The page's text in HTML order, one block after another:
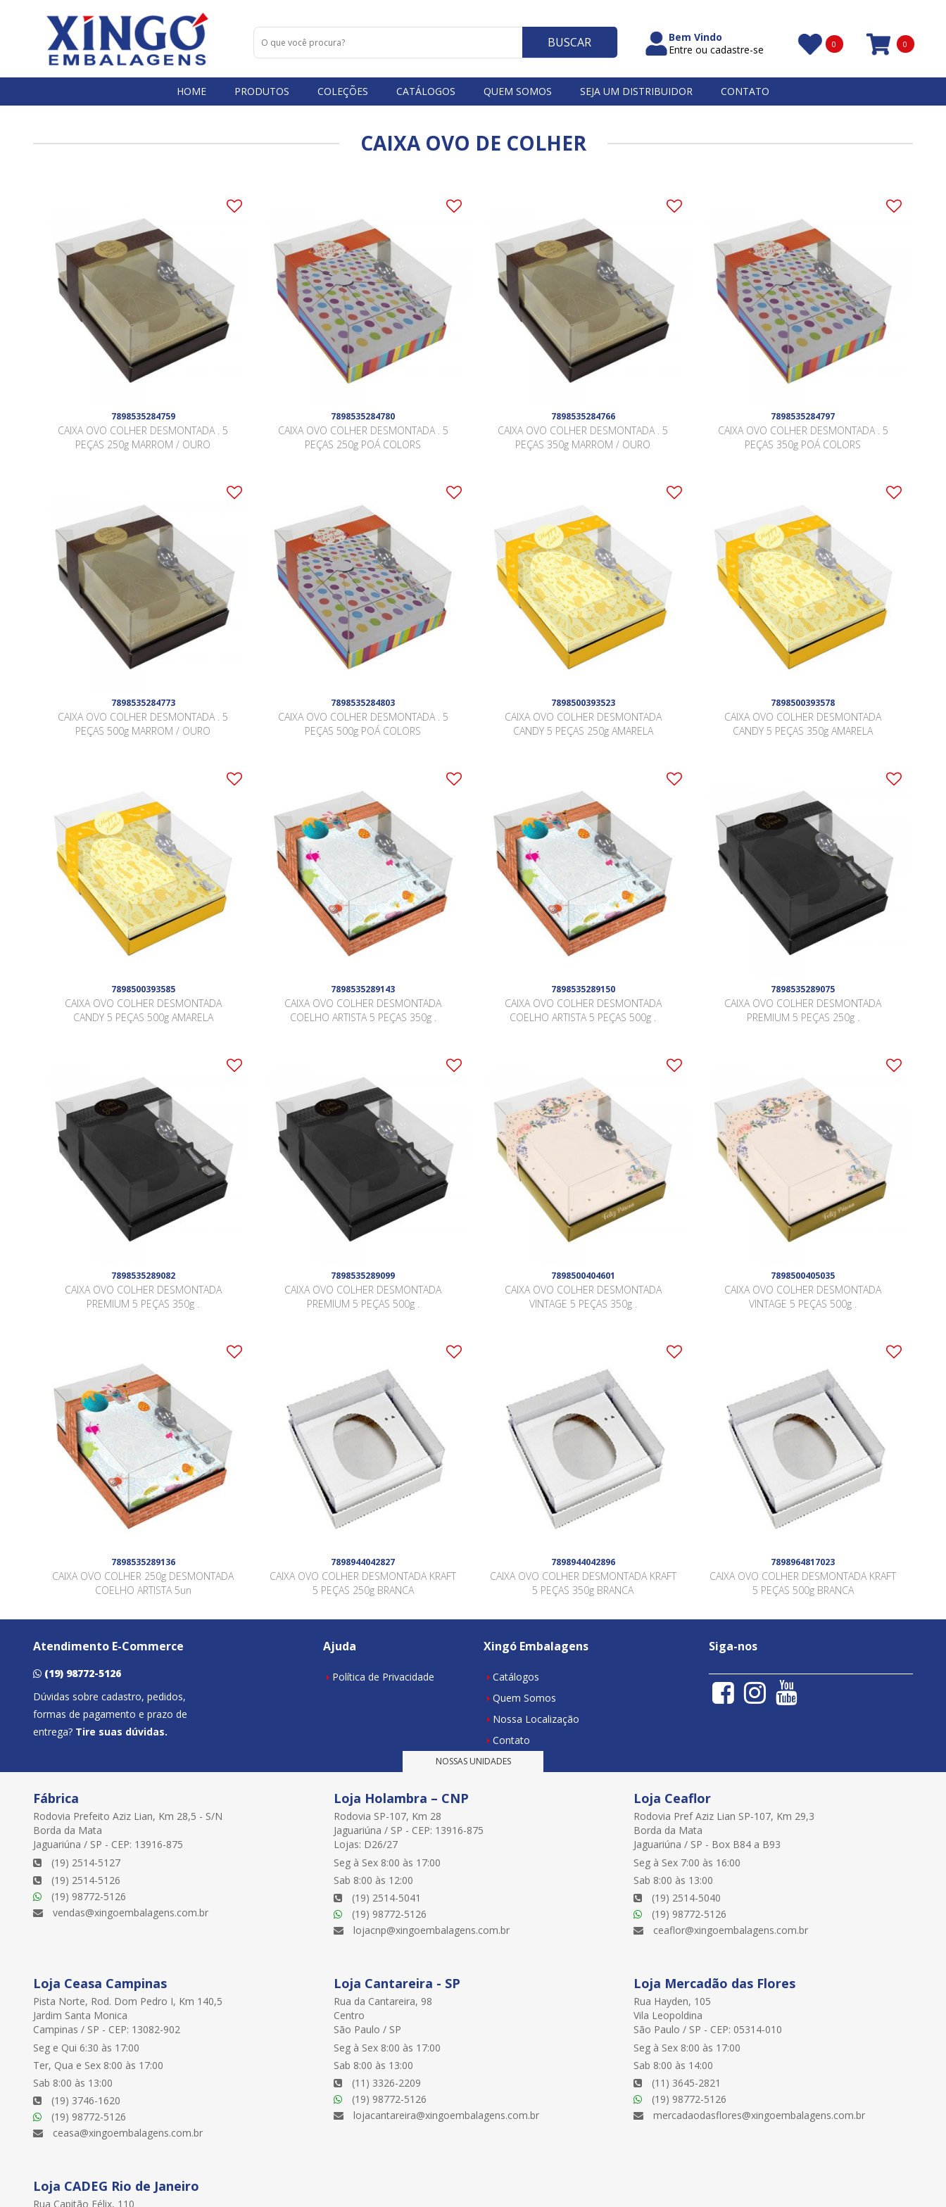
BUSCAR
0
0
Bem Vindo
Entre ou cadastre-se
HOME PRODUTOS COLEÇÕES CATÁLOGOS QUEM SOMOS SEJA UM DISTRIBUIDOR CONTATO
CAIXA OVO DE COLHER
7898535284759
CAIXA OVO COLHER DESMONTADA . 5
PEÇAS 250g MARROM / OURO
7898535284780
CAIXA OVO COLHER DESMONTADA . 5
PEÇAS 250g POÁ COLORS
7898535284766
CAIXA OVO COLHER DESMONTADA . 5
PEÇAS 350g MARROM / OURO
7898535284797
CAIXA OVO COLHER DESMONTADA . 5
PEÇAS 350g POÁ COLORS
7898535284773
CAIXA OVO COLHER DESMONTADA . 5
PEÇAS 500g MARROM / OURO
7898535284803
CAIXA OVO COLHER DESMONTADA . 5
PEÇAS 500g POÁ COLORS
7898500393523
CAIXA OVO COLHER DESMONTADA
CANDY 5 PEÇAS 250g AMARELA
7898500393578
CAIXA OVO COLHER DESMONTADA
CANDY 5 PEÇAS 350g AMARELA
7898500393585
CAIXA OVO COLHER DESMONTADA
CANDY 5 PEÇAS 500g AMARELA
7898535289143
CAIXA OVO COLHER DESMONTADA
COELHO ARTISTA 5 PEÇAS 350g .
7898535289150
CAIXA OVO COLHER DESMONTADA
COELHO ARTISTA 5 PEÇAS 500g .
7898535289075
CAIXA OVO COLHER DESMONTADA
PREMIUM 5 PEÇAS 250g .
7898535289082
CAIXA OVO COLHER DESMONTADA
PREMIUM 5 PEÇAS 350g .
7898535289099
CAIXA OVO COLHER DESMONTADA
PREMIUM 5 PEÇAS 500g .
7898500404601
CAIXA OVO COLHER DESMONTADA
VINTAGE 5 PEÇAS 350g .
7898500405035
CAIXA OVO COLHER DESMONTADA
VINTAGE 5 PEÇAS 500g .
7898535289136
CAIXA OVO COLHER 250g DESMONTADA
COELHO ARTISTA 5un
7898944042827
CAIXA OVO COLHER DESMONTADA KRAFT
5 PEÇAS 250g BRANCA
7898944042896
CAIXA OVO COLHER DESMONTADA KRAFT
5 PEÇAS 350g BRANCA
7898964817023
CAIXA OVO COLHER DESMONTADA KRAFT
5 PEÇAS 500g BRANCA
Atendimento E-Commerce
(19) 98772-5126
Dúvidas sobre cadastro, pedidos,
formas de pagamento e prazo de
entrega? Tire suas dúvidas.
Ajuda
Política de Privacidade
Xingó Embalagens
Catálogos
Quem Somos
Nossa Localização
Contato
Siga-nos
NOSSAS UNIDADES
Fábrica
Rodovia Prefeito Aziz Lian, Km 28,5 - S/N
Borda da Mata
Jaguariúna / SP - CEP: 13916-875
(19) 2514-5127
(19) 2514-5126
(19) 98772-5126
vendas@xingoembalagens.com.br
Loja Holambra – CNP
Rodovia SP-107, Km 28
Jaguariúna / SP - CEP: 13916-875
Lojas: D26/27
Seg à Sex 8:00 às 17:00
Sab 8:00 às 12:00
(19) 2514-5041
(19) 98772-5126
lojacnp@xingoembalagens.com.br
Loja Ceaflor
Rodovia Pref Aziz Lian SP-107, Km 29,3
Borda da Mata
Jaguariúna / SP - Box B84 a B93
Seg à Sex 7:00 às 16:00
Sab 8:00 às 13:00
(19) 2514-5040
(19) 98772-5126
ceaflor@xingoembalagens.com.br
Loja Ceasa Campinas
Pista Norte, Rod. Dom Pedro I, Km 140,5
Jardim Santa Monica
Campinas / SP - CEP: 13082-902
Seg e Qui 6:30 às 17:00
Ter, Qua e Sex 8:00 às 17:00
Sab 8:00 às 13:00
(19) 3746-1620
(19) 98772-5126
ceasa@xingoembalagens.com.br
Loja Cantareira - SP
Rua da Cantareira, 98
Centro
São Paulo / SP
Seg à Sex 8:00 às 17:00
Sab 8:00 às 13:00
(11) 3326-2209
(19) 98772-5126
lojacantareira@xingoembalagens.com.br
Loja Mercadão das Flores
Rua Hayden, 105
Vila Leopoldina
São Paulo / SP - CEP: 05314-010
Seg à Sex 8:00 às 17:00
Sab 8:00 às 14:00
(11) 3645-2821
(19) 98772-5126
mercadaodasflores@xingoembalagens.com.br
Loja CADEG Rio de Janeiro
Rua Capitão Félix, 110